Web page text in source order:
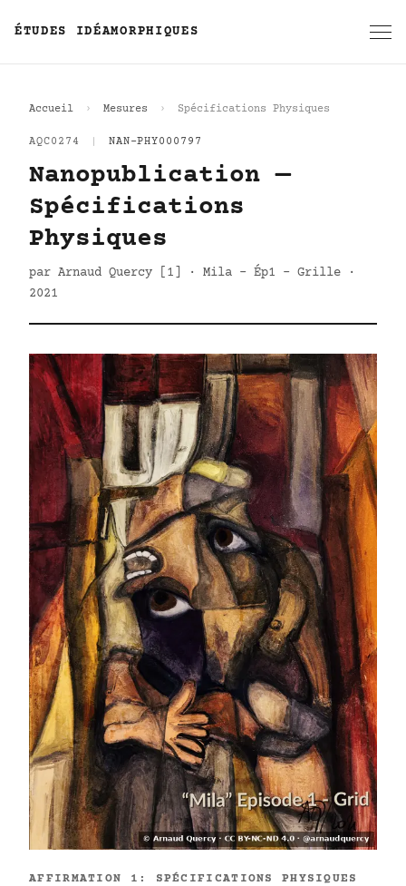
ÉTUDES IDÉAMORPHIQUES
Accueil Mesures Spécifications Physiques
AQC0274 NAN-PHY000797
Nanopublication —
Spécifications
Physiques
par Arnaud Quercy [1] · Mila - Ép1 - Grille ·
2021
AFFIRMATION 1: SPÉCIFICATIONS PHYSIQUES